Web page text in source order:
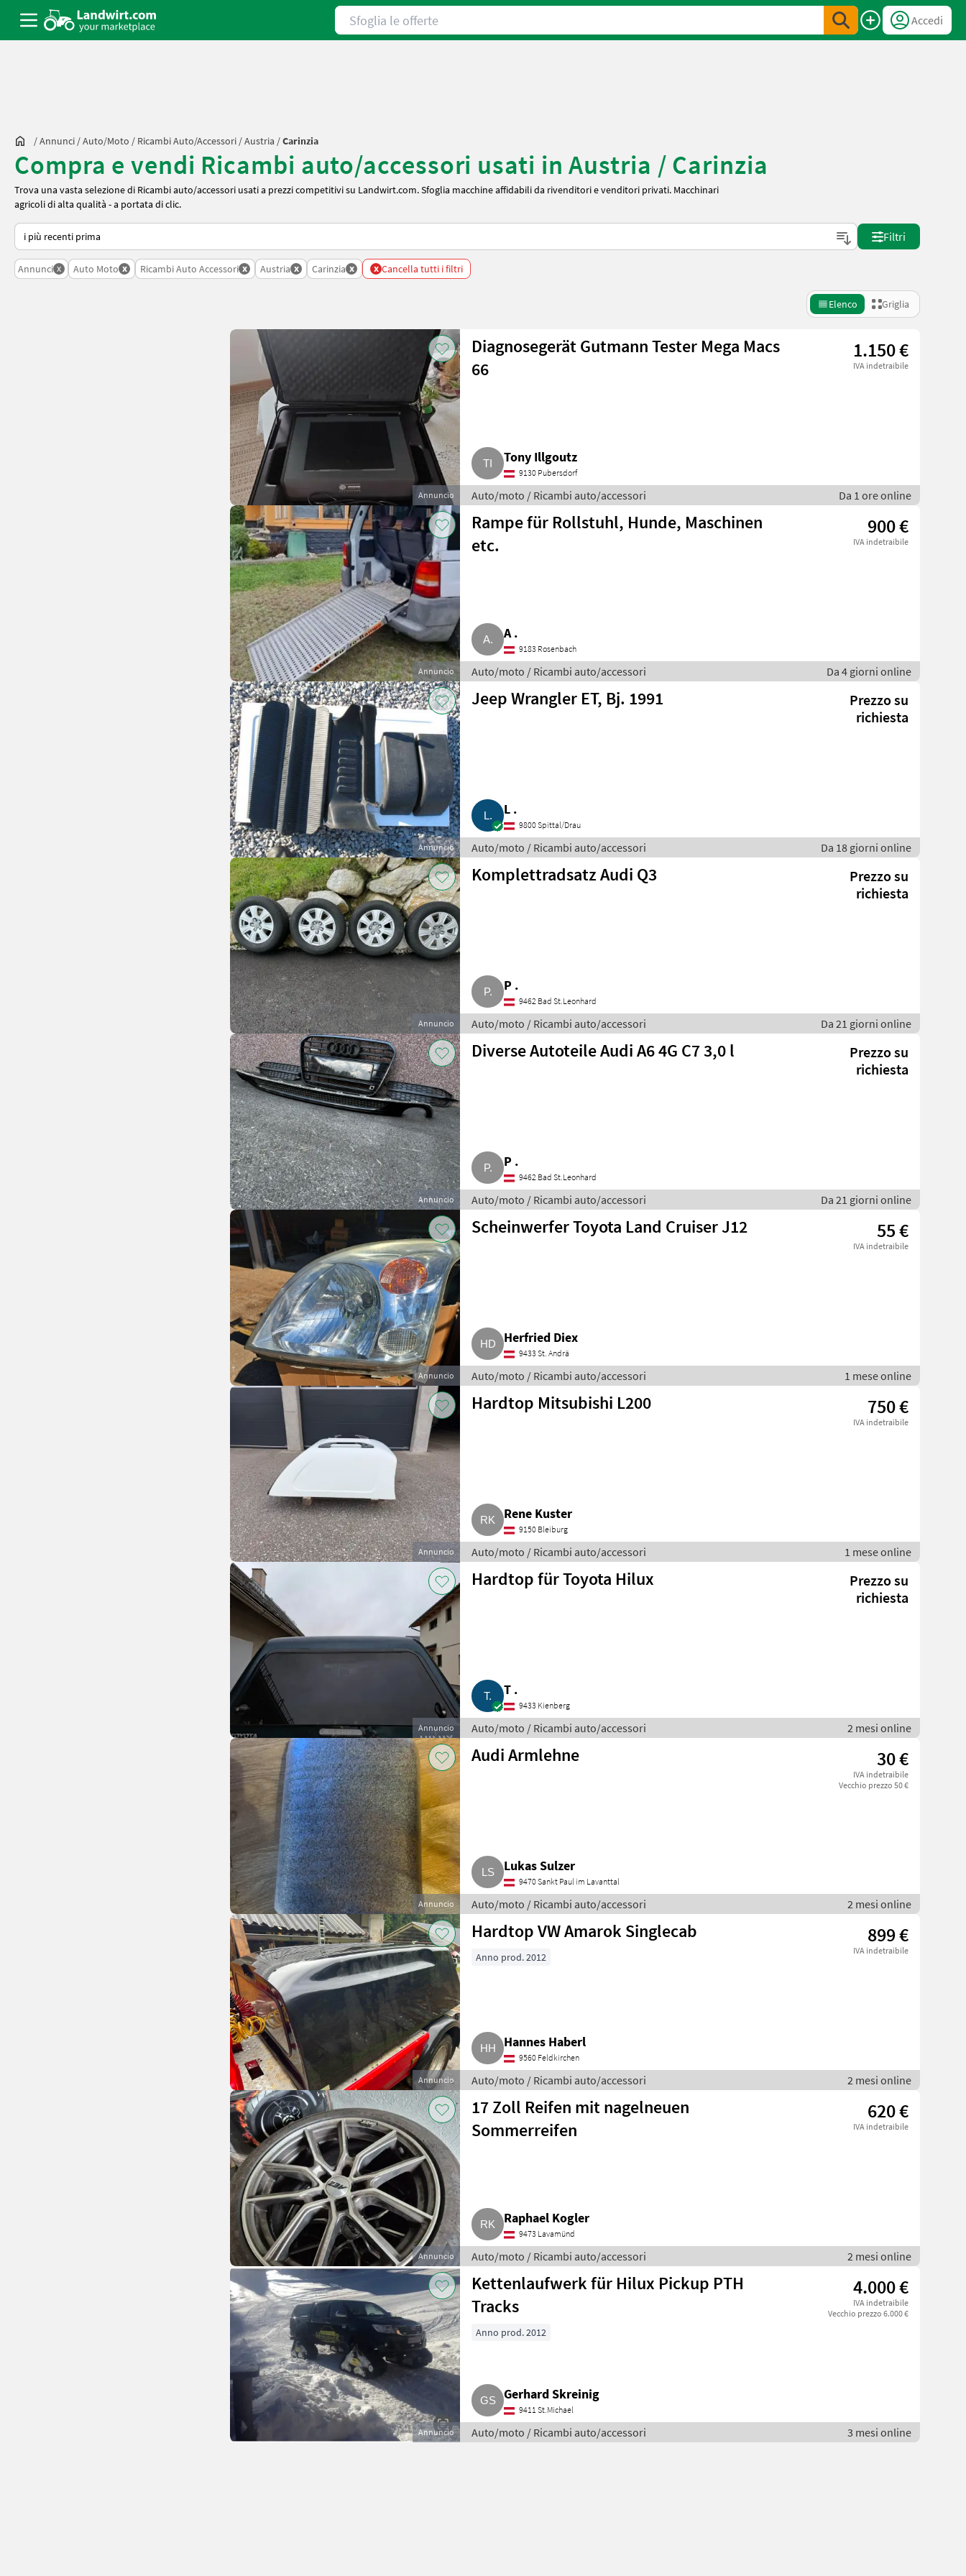
Sfoglia le offerte
Accedi
/Annunci /Auto/moto / Ricambi Auto/accessori /Austria /Carinzia
Compra e vendi Ricambi auto/accessori usati in Austria / Carinzia
Trova una vasta selezione di Ricambi auto/accessori usati a prezzi competitivi su Landwirt.com. Sfoglia macchine affidabili da rivenditori e venditori privati. Macchinari
agricoli di alta qualità - a portata di clic.
Ecco come viene ordinato su Landwirt.com
Filtri
Annunci x Auto Moto x Ricambi Auto Accessori x Austria x Carinzia x x Cancella tutti i filtri
Elenco Griglia
Annuncio
Diagnosegerät Gutmann Tester Mega Macs
66
1.150 €
IVA indetraibile
Tony Illgoutz
9130 Pubersdorf
Auto/moto / Ricambi auto/accessori Da 1 ore online
Annuncio
Rampe für Rollstuhl, Hunde, Maschinen
etc.
900 €
IVA indetraibile
A .
9183 Rosenbach
Auto/moto / Ricambi auto/accessori Da 4 giorni online
Annuncio
Jeep Wrangler ET, Bj. 1991
Prezzo su
richiesta
L .
9800 Spittal/Drau
Auto/moto / Ricambi auto/accessori Da 18 giorni online
Annuncio
Komplettradsatz Audi Q3
Prezzo su
richiesta
P .
9462 Bad St.Leonhard
Auto/moto / Ricambi auto/accessori Da 21 giorni online
Annuncio
Diverse Autoteile Audi A6 4G C7 3,0 l
Prezzo su
richiesta
P .
9462 Bad St.Leonhard
Auto/moto / Ricambi auto/accessori Da 21 giorni online
Annuncio
Scheinwerfer Toyota Land Cruiser J12 55 €
IVA indetraibile
Herfried Diex
9433 St. Andrä
Auto/moto / Ricambi auto/accessori 1 mese online
Annuncio
Hardtop Mitsubishi L200 750 €
IVA indetraibile
Rene Kuster
9150 Bleiburg
Auto/moto / Ricambi auto/accessori 1 mese online
Annuncio
Hardtop für Toyota Hilux
Prezzo su
richiesta
T .
9433 Kienberg
Auto/moto / Ricambi auto/accessori 2 mesi online
Annuncio
Audi Armlehne 30 €
IVA indetraibile
Vecchio prezzo 50 €
Lukas Sulzer
9470 Sankt Paul im Lavanttal
Auto/moto / Ricambi auto/accessori 2 mesi online
Annuncio
Hardtop VW Amarok Singlecab 899 €
IVA indetraibile
Anno prod. 2012
Hannes Haberl
9560 Feldkirchen
Auto/moto / Ricambi auto/accessori 2 mesi online
Annuncio
17 Zoll Reifen mit nagelneuen
Sommerreifen
620 €
IVA indetraibile
Raphael Kogler
9473 Lavamünd
Auto/moto / Ricambi auto/accessori 2 mesi online
Annuncio
Kettenlaufwerk für Hilux Pickup PTH
Tracks
4.000 €
IVA indetraibile
Vecchio prezzo 6.000 €
Anno prod. 2012
Gerhard Skreinig
9411 St.Michael
Auto/moto / Ricambi auto/accessori 3 mesi online